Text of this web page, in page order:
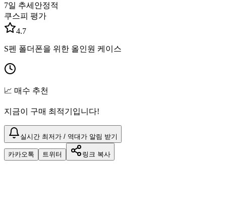
7일 추세 안정적
쿠스피 평가
4.7
S펜 폴더폰을 위한 올인원 케이스
📈 매수 추천
지금이 구매 최적기입니다!
실시간 최저가 / 역대가 알림 받기
카카오톡 트위터 링크 복사